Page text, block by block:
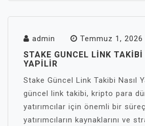
admin Temmuz 1, 2026
STAKE GUNCEL LINK
YAPILIR
Stake Güncel Link Takibi Nasıl
güncel link takibi, kripto para
yatırımcılar için önemli bir
yatırımcıların kaynaklarını ve